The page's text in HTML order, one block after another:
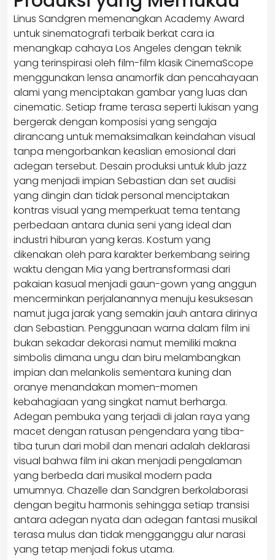
Linus Sandgren memenangkan Academy Award
untuk sinematografi terbaik berkat cara ia
menangkap cahaya Los Angeles dengan teknik
yang terinspirasi oleh film-film klasik CinemaScope
menggunakan lensa anamorfik dan pencahayaan
alami yang menciptakan gambar yang luas dan
cinematic. Setiap frame terasa seperti lukisan yang
bergerak dengan komposisi yang sengaja
dirancang untuk memaksimalkan keindahan visual
tanpa mengorbankan keaslian emosional dari
adegan tersebut. Desain produksi untuk klub jazz
yang menjadi impian Sebastian dan set audisi
yang dingin dan tidak personal menciptakan
kontras visual yang memperkuat tema tentang
perbedaan antara dunia seni yang ideal dan
industri hiburan yang keras. Kostum yang
dikenakan oleh para karakter berkembang seiring
waktu dengan Mia yang bertransformasi dari
pakaian kasual menjadi gaun-gown yang anggun
mencerminkan perjalanannya menuju kesuksesan
namut juga jarak yang semakin jauh antara dirinya
dan Sebastian. Penggunaan warna dalam film ini
bukan sekadar dekorasi namut memiliki makna
simbolis dimana ungu dan biru melambangkan
impian dan melankolis sementara kuning dan
oranye menandakan momen-momen
kebahagiaan yang singkat namut berharga.
Adegan pembuka yang terjadi di jalan raya yang
macet dengan ratusan pengendara yang tiba-
tiba turun dari mobil dan menari adalah deklarasi
visual bahwa film ini akan menjadi pengalaman
yang berbeda dari musikal modern pada
umumnya. Chazelle dan Sandgren berkolaborasi
dengan begitu harmonis sehingga setiap transisi
antara adegan nyata dan adegan fantasi musikal
terasa mulus dan tidak mengganggu alur narasi
yang tetap menjadi fokus utama.